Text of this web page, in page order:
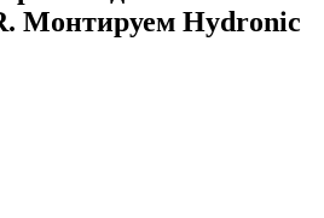
Монтируем Hydronic